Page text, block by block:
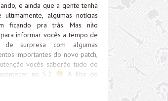
e ainda que a gente tenha
algumas notícias
ficando pra trás. Mas não
informar vocês a tempo de
surpresa com algumas
importantes do novo patch,
vocês saberão tudo de
no 5.2
A Ilha do